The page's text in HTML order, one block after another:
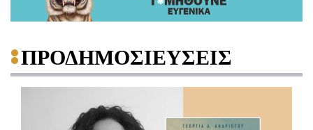
ΠΡΟΔΗΜΟΣΙΕΥΣΕΙΣ